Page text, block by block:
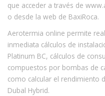
que acceder a través de
o desde la web de BaxiRoca.
Aerotermia online permite
inmediata cálculos de
Platinum BC, cálculos de
compuestos por bombas de
como calcular el rendimiento
Dubal Hybrid.